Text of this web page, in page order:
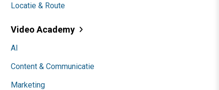
Locatie & Route
Video Academy
AI
Content & Communicatie
Marketing